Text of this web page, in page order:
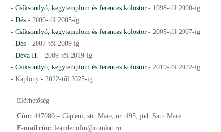
- Csíksomlyó, kegytemplom és ferences kolostor- 1998-től 2000-ig
- Dés- 2000-től 2005-ig
- Csíksomlyó, kegytemplom és ferences kolostor- 2005-től 2007-ig
- Dés- 2007-től 2009-ig
- Déva II. - 2009-től 2019-ig
- Csíksomlyó, kegytemplom és ferences kolostor- 2019-től 2022-ig
- Kaplony - 2022-től 2025-ig
Elérhetőség
Cím: 447080 – Căpleni, str. Mare, nr. 495, jud. Satu Mare
E-mail cím: leander.ofm@romkat.ro